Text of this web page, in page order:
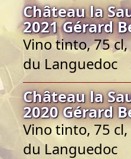
Château la
2021 Gérard
Vino tinto, 75
du Languedoc
Château la
2020 Gérard
Vino tinto, 75
du Languedoc